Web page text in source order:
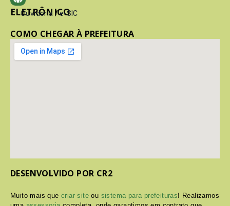
ELETRÔNICO
Ouvidoria / e-SIC
COMO CHEGAR À PREFEITURA
DESENVOLVIDO POR CR2
Muito mais quecriar site ou sistema para prefeituras! Realizamos